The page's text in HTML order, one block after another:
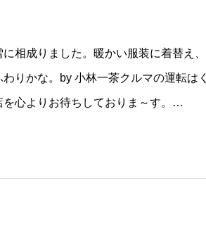
相成りました。暖かい服装に着替え、
かな。by 小林一茶クルマの運転はく
心よりお待ちしておりま～す。…